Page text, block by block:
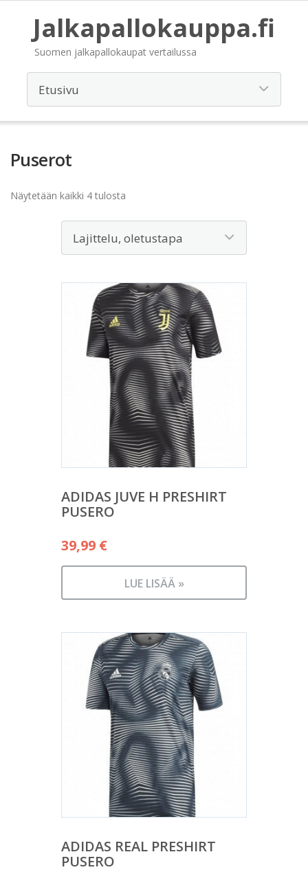
Jalkapallokauppa.fi
Suomen jalkapallokaupat vertailussa
Puserot
Näytetään kaikki 4 tulosta
ADIDAS JUVE H PRESHIRT
PUSERO
39,99 €
LUE LISÄÄ »
ADIDAS REAL PRESHIRT
PUSERO